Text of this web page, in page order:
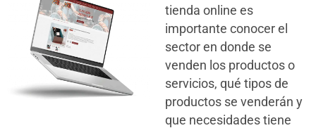
tienda online es
importante conocer el
sector en donde se
venden los productos o
servicios, qué tipos de
productos se venderán y
que necesidades tiene